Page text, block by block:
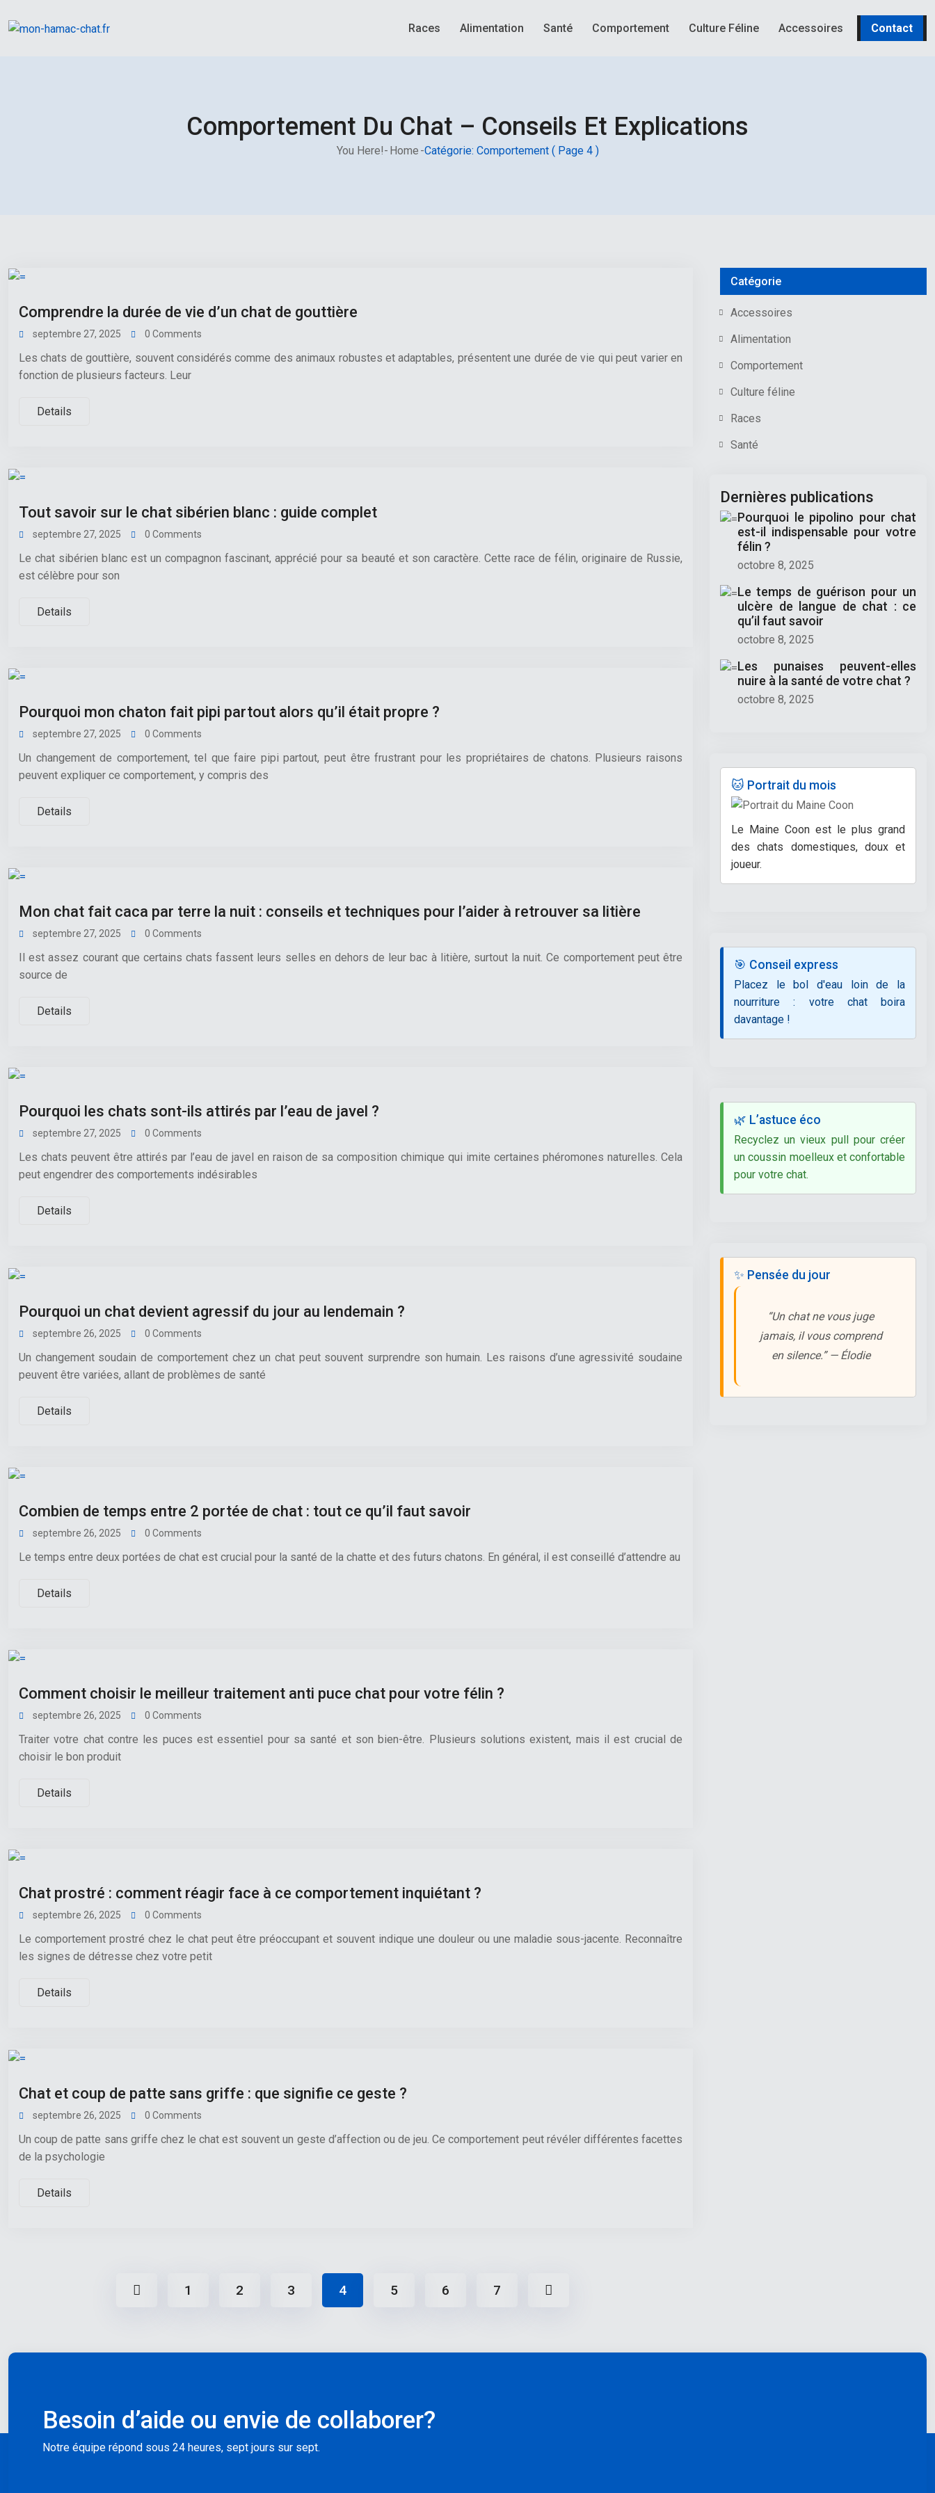
Races Alimentation Santé Comportement Culture Féline Accessoires Contact
Comportement Du Chat – Conseils Et Explications
You Here!- Home -Catégorie: Comportement( Page 4 )
Comprendre la durée de vie d’un chat de gouttière
septembre 27, 2025 0 Comments
Les chats de gouttière, souvent considérés comme des animaux robustes et adaptables, présentent une durée de vie qui peut varier en
fonction de plusieurs facteurs. Leur
Details
Tout savoir sur le chat sibérien blanc : guide complet
septembre 27, 2025 0 Comments
Le chat sibérien blanc est un compagnon fascinant, apprécié pour sa beauté et son caractère. Cette race de félin, originaire de Russie,
est célèbre pour son
Details
Pourquoi mon chaton fait pipi partout alors qu’il était propre ?
septembre 27, 2025 0 Comments
Un changement de comportement, tel que faire pipi partout, peut être frustrant pour les propriétaires de chatons. Plusieurs raisons
peuvent expliquer ce comportement, y compris des
Details
Mon chat fait caca par terre la nuit : conseils et techniques pour l’aider à retrouver sa litière
septembre 27, 2025 0 Comments
Il est assez courant que certains chats fassent leurs selles en dehors de leur bac à litière, surtout la nuit. Ce comportement peut être
source de
Details
Pourquoi les chats sont-ils attirés par l’eau de javel ?
septembre 27, 2025 0 Comments
Les chats peuvent être attirés par l’eau de javel en raison de sa composition chimique qui imite certaines phéromones naturelles. Cela
peut engendrer des comportements indésirables
Details
Pourquoi un chat devient agressif du jour au lendemain ?
septembre 26, 2025 0 Comments
Un changement soudain de comportement chez un chat peut souvent surprendre son humain. Les raisons d’une agressivité soudaine
peuvent être variées, allant de problèmes de santé
Details
Combien de temps entre 2 portée de chat : tout ce qu’il faut savoir
septembre 26, 2025 0 Comments
Le temps entre deux portées de chat est crucial pour la santé de la chatte et des futurs chatons. En général, il est conseillé d’attendre au
Details
Comment choisir le meilleur traitement anti puce chat pour votre félin ?
septembre 26, 2025 0 Comments
Traiter votre chat contre les puces est essentiel pour sa santé et son bien-être. Plusieurs solutions existent, mais il est crucial de
choisir le bon produit
Details
Chat prostré : comment réagir face à ce comportement inquiétant ?
septembre 26, 2025 0 Comments
Le comportement prostré chez le chat peut être préoccupant et souvent indique une douleur ou une maladie sous-jacente. Reconnaître
les signes de détresse chez votre petit
Details
Chat et coup de patte sans griffe : que signifie ce geste ?
septembre 26, 2025 0 Comments
Un coup de patte sans griffe chez le chat est souvent un geste d’affection ou de jeu. Ce comportement peut révéler différentes facettes
de la psychologie
Details
1 2 3 4 5 6 7
Catégorie
Accessoires
Alimentation
Comportement
Culture féline
Races
Santé
Dernières publications
Pourquoi le pipolino pour chat
est-il indispensable pour votre
félin ?
octobre 8, 2025
Le temps de guérison pour un
ulcère de langue de chat : ce
qu’il faut savoir
octobre 8, 2025
Les punaises peuvent-elles
nuire à la santé de votre chat ?
octobre 8, 2025
🐱 Portrait du mois
Le Maine Coon est le plus grand
des chats domestiques, doux et
joueur.
🎯 Conseil express
Placez le bol d'eau loin de la
nourriture : votre chat boira
davantage !
🌿 L’astuce éco
Recyclez un vieux pull pour créer
un coussin moelleux et confortable
pour votre chat.
✨ Pensée du jour
“Un chat ne vous juge
jamais, il vous comprend
en silence.” — Élodie
Besoin d’aide ou envie de collaborer?
Notre équipe répond sous 24 heures, sept jours sur sept.